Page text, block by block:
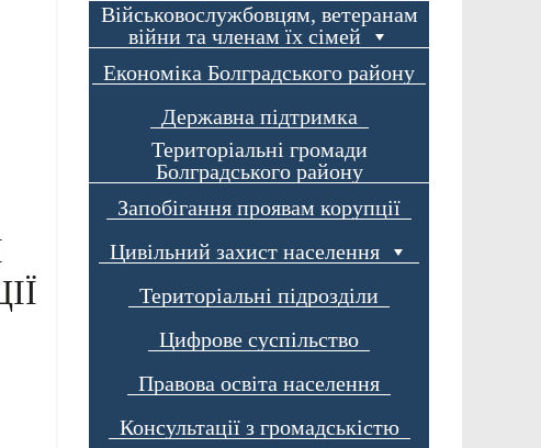
Військовослужбовцям, ветеранам
війни та членам їх сімей
Економіка Болградського району
Державна підтримка
Територіальні громади
Болградського району
Запобігання проявам корупції
Цивільний захист населення
Територіальні підрозділи
Цифрове суспільство
Правова освіта населення
Консультації з громадськістю